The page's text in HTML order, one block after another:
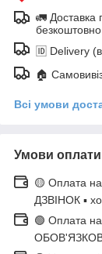
🚛 Доставка
🆔 Delivery
🏠
Всі умови
Умови оплати
🟡 Оплата
ДЗВІНОК ▪
🟢 Оплата